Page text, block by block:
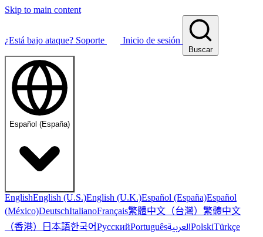
Skip to main content
¿Está bajo ataque? Soporte Inicio de sesión
Buscar
Español (España)
EnglishEnglish (U.S.)English (U.K.)Español (España)Español
(México)DeutschItalianoFrançais繁體中文（台灣） 繁體中文
（香港） 日本語한국어РусскийPortuguêsالعربيةPolskiTürkçe